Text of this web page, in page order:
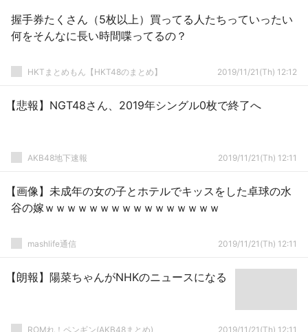
握手券たくさん（5枚以上）買ってる人たちっていったい
何をそんなに長い時間喋ってるの？
HKTまとめもん【HKT48のまとめ】 2019/11/21(Th) 12:12
【悲報】NGT48さん、2019年シングル0枚で終了へ
AKB48地下速報 2019/11/21(Th) 12:11
【画像】未成年の女の子とホテルでキッスをした卓球の水
谷の嫁ｗｗｗｗｗｗｗｗｗｗｗｗｗｗｗｗ
mashlife通信 2019/11/21(Th) 12:11
【朗報】陽菜ちゃんがNHKのニュースになる
ROMれ！ペンギン(AKB48まとめ) 2019/11/21(Th) 12:11